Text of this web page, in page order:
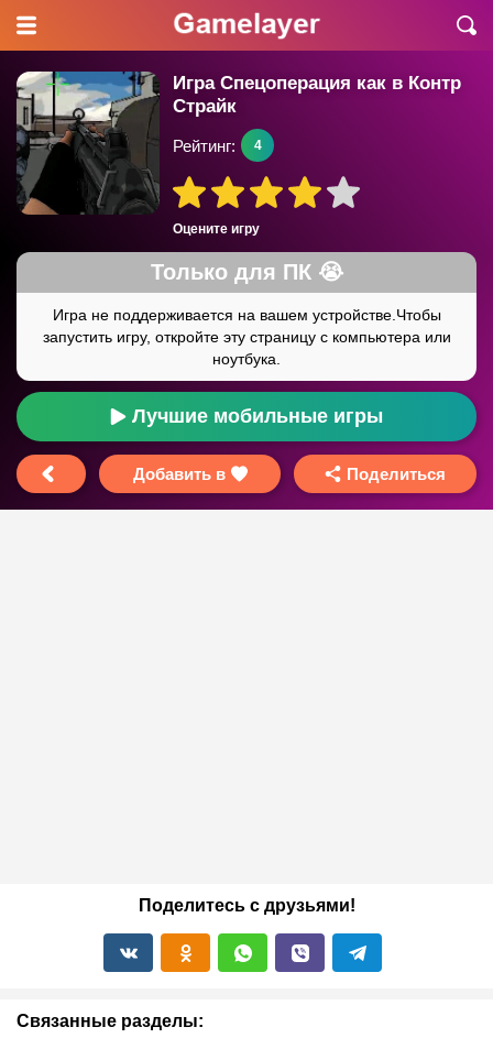
Игра Cпецоперация как в Контр
Страйк
Оцените игру
Рейтинг: 4
Лучшие мобильные игры
Добавить в Поделиться
Поделитесь с друзьями!
Связанные разделы: